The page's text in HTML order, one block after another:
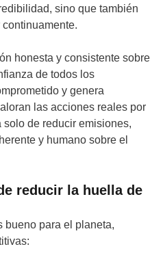
sino que también
honesta y consistente sobre
de todos los
y genera
las acciones reales por
solo de reducir emisiones,
y humano sobre el
reducir la huella de
bueno para el planeta,